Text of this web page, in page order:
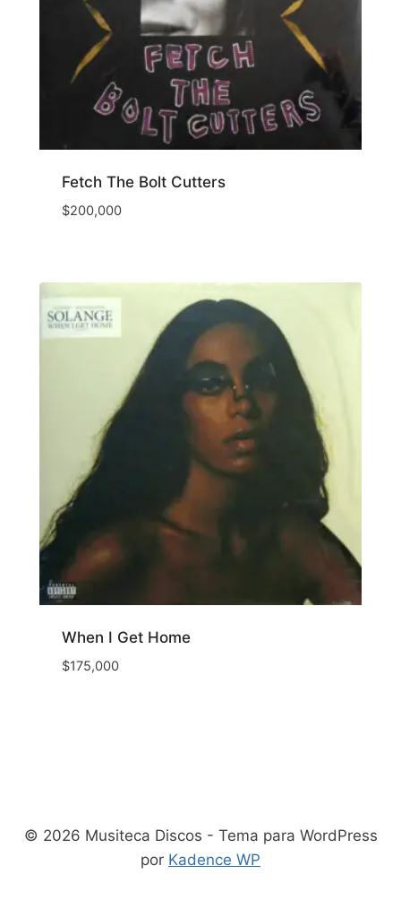
Fetch The Bolt Cutters
$200,000
When I Get Home
$175,000
© 2026 Musiteca Discos - Tema para WordPress
por Kadence WP